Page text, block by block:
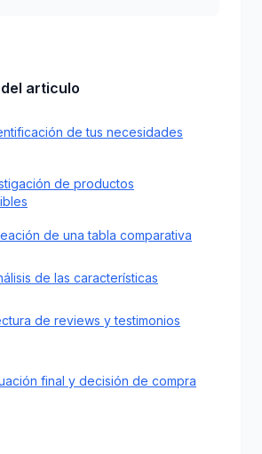
articulo
de tus necesidades
de productos
de una tabla comparativa
de las características
de reviews y testimonios
final y decisión de compra